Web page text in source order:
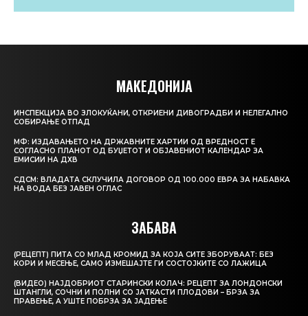
МАКЕДОНИЈА
ИНСПЕКЦИЈА ВО ЗЛОКУЌАНИ, ОТКРИЕНИ ДИВОГРАДБИ И НЕЛЕГАЛНО
СОБИРАЊЕ ОТПАД
МФ: ИЗДАВАЊЕТО НА ДРЖАВНИТЕ ХАРТИИ ОД ВРЕДНОСТ Е
СОГЛАСНО ПЛАНОТ ОД БУЏЕТОТ И ОБЈАВЕНИОТ КАЛЕНДАР ЗА
ЕМИСИИ НА ДХВ
СДСМ: ВЛАДАТА СКЛУЧИЛА ДОГОВОР ОД 100.000 ЕВРА ЗА НАБАВКА
НА ВОДА БЕЗ ЈАВЕН ОГЛАС
ЗАБАВА
(РЕЦЕПТ) ПИТА СО МЛАД КРОМИД ЗА КОЈА СИТЕ ЗБОРУВААТ: БЕЗ
КОРИ И МЕСЕЊЕ, САМО ИЗМЕШАЈТЕ ГИ СОСТОЈКИТЕ СО ЛАЖИЦА
(ВИДЕО) НАЈДОБРИОТ СТАРИНСКИ КОЛАЧ: РЕЦЕПТ ЗА ЛОНДОНСКИ
ШТАНГЛИ, СОЧНИ И ПОЛНИ СО ЈАТКАСТИ ПЛОДОВИ – БРЗА ЗА
ПРАВЕЊЕ, А УШТЕ ПОБРЗА ЗА ЈАДЕЊЕ